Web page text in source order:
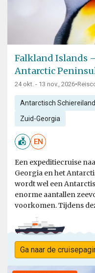
Falkland Islands
Antarctic
24 okt. - 13 nov., 2026•
Antarctisch Schiereiland
Zuid-Georgia
EN
Een expeditiecruise
Georgia en het
wordt wel een
enorme aantallen
voorkomen. Tijdens
Ga naar de